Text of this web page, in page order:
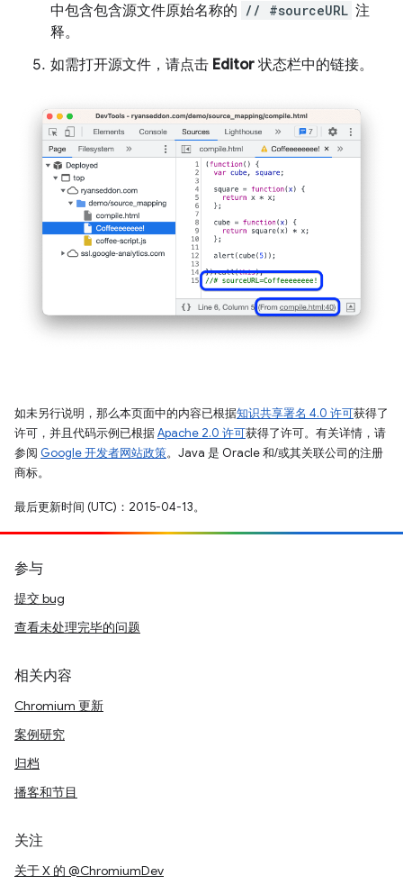
中包含包含源文件原始名称的 // #sourceURL 注
释。
如需打开源文件，请点击 Editor 状态栏中的链接。
如未另行说明，那么本页面中的内容已根据知识共享署名 4.0 许可获得了
许可，并且代码示例已根据Apache 2.0 许可获得了许可。有关详情，请
参阅 Google 开发者网站政策。Java 是 Oracle 和/或其关联公司的注册
商标。
最后更新时间 (UTC)：2015-04-13。
参与
提交 bug
查看未处理完毕的问题
相关内容
Chromium 更新
案例研究
归档
播客和节目
关注
关于 X 的 @ChromiumDev